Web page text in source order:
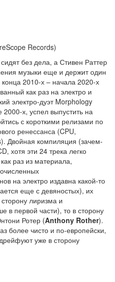
Records)
без дела, а Стивен Раттер
музыки еще и держит один
2010-х – начала 2020-х
как раз на электро и
электро-дуэт Morphology
2000-х, успел выпустить на
с короткими релизами по
ренессанса (CPU,
Двойная компиляция (зачем-
хотя эти 24 трека легко
раз из материала,
на электро издавна какой-то
еще с девяностых), их
лиризма и
в первой части), то в сторону
Ротер (Anthony Rother).
более чисто и по-европейски,
уже в сторону